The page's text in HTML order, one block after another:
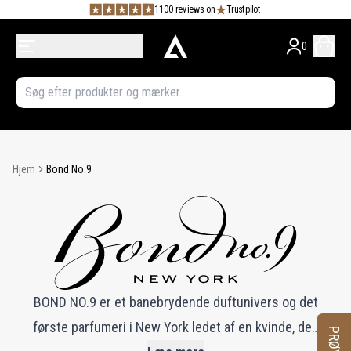
1100 reviews on Trustpilot
0
Hjem Bond No.9
BOND NO.9 er et banebrydende duftunivers og det
første parfumeri i New York ledet af en kvinde, den